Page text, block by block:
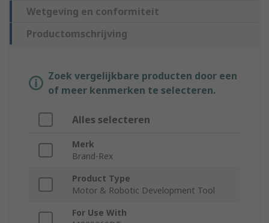
Wetgeving en conformiteit
Productomschrijving
Zoek vergelijkbare producten door een
of meer kenmerken te selecteren.
Alles selecteren
Merk
Brand-Rex
Product Type
Motor & Robotic Development Tool
For Use With